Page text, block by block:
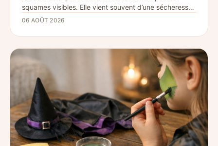
squames visibles. Elle vient souvent d’une sécheresse,
du soleil, du froid ou d’un soin irritant ; hydratez,
suintement o
06 AOÛT 2026